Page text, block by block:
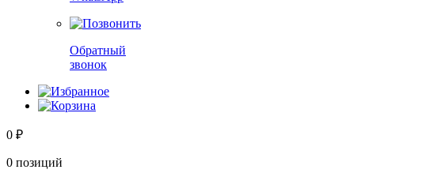
Обратный
звонок
0 ₽
0 позиций